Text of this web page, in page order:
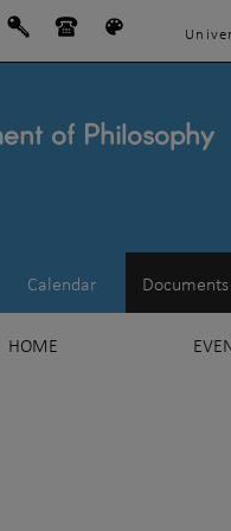
of Philosophy
Calendar Documents
HOME